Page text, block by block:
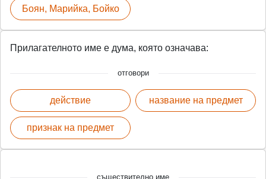
Боян, Марийка, Бойко
Прилагателното име е дума, която означава:
отговори
действие
признак на предмет
название на предмет
съществително име